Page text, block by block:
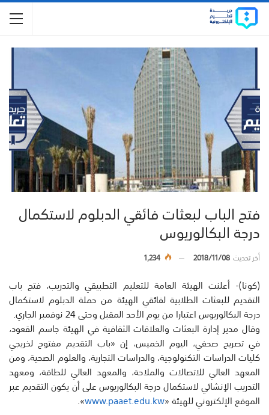
فتح الباب لبعثات فائقي الدبلوم لاستكمال
درجة البكالوريوس
أخر تحديث2018/11/08
1,234
(كونا)- أعلنت الهيئة العامة للتعليم التطبيقي والتدريب، فتح باب
التقديم للبعثات الطلابية لفائقي الهيئة من حملة الدبلوم لاستكمال
درجة البكالوريوس اعتبارا من يوم الأحد المقبل وحتى 24 نوفمبر الجاري.
وقال مدير إدارة البعثات والعلاقات الثقافية في الهيئة جاسم القعود،
في تصريح صحفي، اليوم الخميس، إن «باب التقديم مفتوح لخريجي
كليات الدراسات التكنولوجية، والدراسات التجارية، والعلوم الصحية، ومن
المعهد العالي للاتصالات والملاحة، والمعهد العالي للطاقة، ومعهد
التدريب الإنشائي لاستكمال درجة البكالوريوس على أن يكون التقديم عبر
الموقع الإلكتروني للهيئة «www.paaet.edu.kw
».